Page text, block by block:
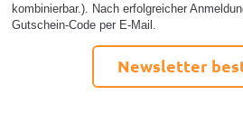
kombinierbar.). Nach erfolgreicher
Gutschein-Code per E-Mail.
Newsletter